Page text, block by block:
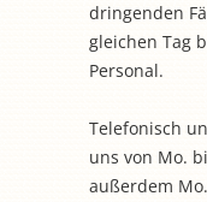
dringenden
gleichen Tag
Personal.
Telefonisch
uns von Mo.
außerdem